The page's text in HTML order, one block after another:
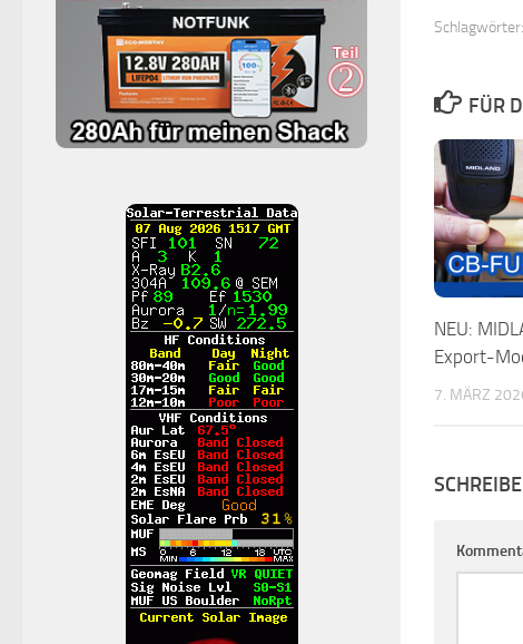
Schlagwörter:
FÜR
NEU:
Export-
7. MÄRZ